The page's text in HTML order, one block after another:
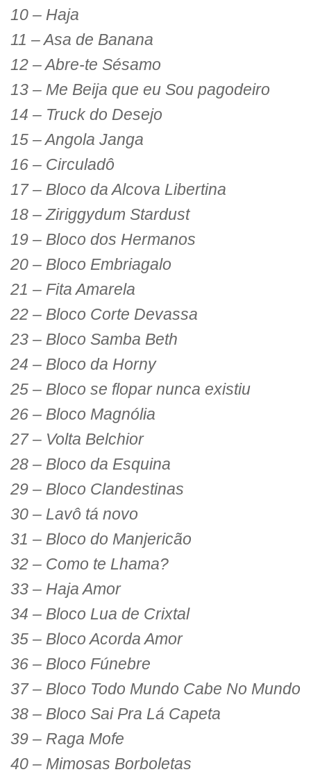
10 – Haja
11 – Asa de Banana
12 – Abre-te Sésamo
13 – Me Beija que eu Sou pagodeiro
14 – Truck do Desejo
15 – Angola Janga
16 – Circuladô
17 – Bloco da Alcova Libertina
18 – Ziriggydum Stardust
19 – Bloco dos Hermanos
20 – Bloco Embriagalo
21 – Fita Amarela
22 – Bloco Corte Devassa
23 – Bloco Samba Beth
24 – Bloco da Horny
25 – Bloco se flopar nunca existiu
26 – Bloco Magnólia
27 – Volta Belchior
28 – Bloco da Esquina
29 – Bloco Clandestinas
30 – Lavô tá novo
31 – Bloco do Manjericão
32 – Como te Lhama?
33 – Haja Amor
34 – Bloco Lua de Crixtal
35 – Bloco Acorda Amor
36 – Bloco Fúnebre
37 – Bloco Todo Mundo Cabe No Mundo
38 – Bloco Sai Pra Lá Capeta
39 – Raga Mofe
40 – Mimosas Borboletas